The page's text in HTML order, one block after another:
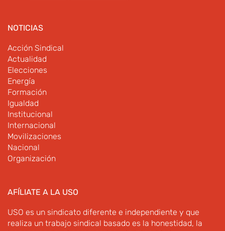
NOTICIAS
Acción Sindical
Actualidad
Elecciones
Energía
Formación
Igualdad
Institucional
Internacional
Movilizaciones
Nacional
Organización
AFÍLIATE A LA USO
USO es un sindicato diferente e independiente y que
realiza un trabajo sindical basado es la honestidad, la